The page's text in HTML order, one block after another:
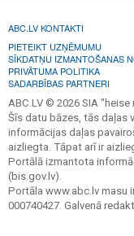
ABC.LV KONTAKTI
PIETEIKT UZŅĒMUMU
SĪKDATŅU IZMANTOŠANAS
PRIVĀTUMA POLITIKA
SADARBĪBAS PARTNERI
ABC.LV © 2026 SIA "heise
Šīs datu bāzes, tās daļas
informācijas daļas
aizliegta. Tāpat arī ir
Portālā izmantota
(bis.gov.lv).
Portāla www.abc.lv masu
000740427. Galvenā